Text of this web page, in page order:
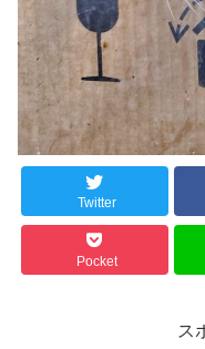
Twitter
Pocket
ス